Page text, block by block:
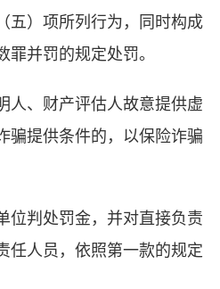
五）项所列行为，同时构成
数罪并罚的规定处罚。
人、财产评估人故意提供虚
骗提供条件的，以保险诈骗
位判处罚金，并对直接负责
任人员，依照第一款的规定